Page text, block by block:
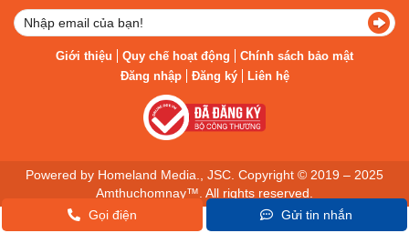
Gọi điện Gửi tin nhắn
Giới thiệu Quy chế hoạt động
Chính sách bảo mật
Đăng nhập
Đăng ký Liên hệ
Powered by Homeland Media., JSC. Copyright © 2019 – 2025
Amthuchomnay™. All rights reserved.